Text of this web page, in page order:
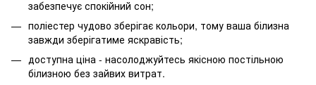
забезпечує спокійний сон;
поліестер чудово зберігає кольори, тому ваша білизна
завжди зберігатиме яскравість;
доступна ціна - насолоджуйтесь якісною постільною
білизною без зайвих витрат.